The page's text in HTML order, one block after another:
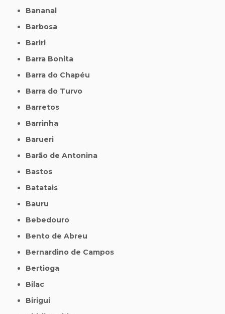
Bananal
Barbosa
Bariri
Barra Bonita
Barra do Chapéu
Barra do Turvo
Barretos
Barrinha
Barueri
Barão de Antonina
Bastos
Batatais
Bauru
Bebedouro
Bento de Abreu
Bernardino de Campos
Bertioga
Bilac
Birigui